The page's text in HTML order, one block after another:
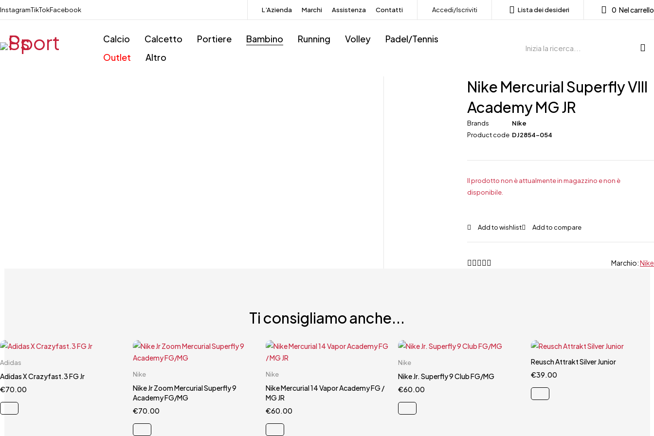
InstagramTikTokFacebook L’Azienda Marchi Assistenza Contatti Accedi/Iscriviti Lista dei desideri 0 Nel carrello
Calcio Calcetto Portiere Bambino Running Volley
Padel/Tennis
Outlet
Altro
Nike Mercurial Superfly VIII
Academy MG JR
Brands
Nike
Product code DJ2854-054
Il prodotto non è attualmente in magazzino e non è
disponibile.
Marchio:Nike
Ti consigliamo anche...
33
34 35 36 2/3
Adidas
Adidas X Crazyfast.3 FG Jr
€70.00
38
Nike
Nike Jr Zoom Mercurial Superfly 9
Academy FG/MG
€70.00
33
34
Nike
Nike Mercurial 14 Vapor Academy FG /
MG JR
€60.00
34
35.5 36 38.5
Nike
Nike Jr. Superfly 9 Club FG/MG
€60.00
Carrello rapido
Reusch Attrakt Silver Junior
€39.00